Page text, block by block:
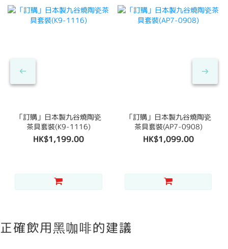
「訂購」日本製九谷燒陶瓷
茶具套裝(K9-1116)
HK$1,199.00
「訂購」日本製九谷燒陶瓷
茶具套裝(AP7-0908)
HK$1,099.00
正確飲用黑咖啡的建議